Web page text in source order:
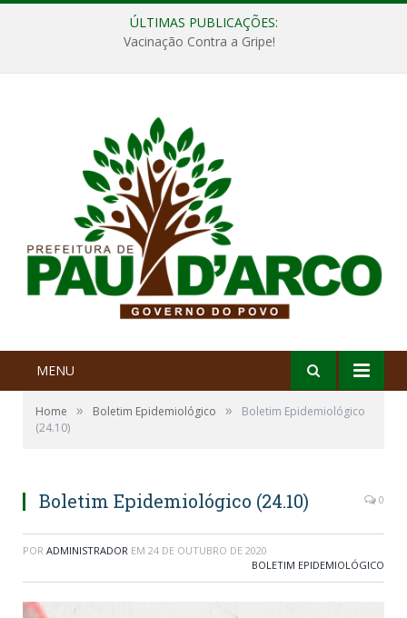
ÚLTIMAS PUBLICAÇÕES:
Vacinação Contra a Gripe!
MENU
Home » Boletim Epidemiológico »
Boletim Epidemiológico
(24.10)
Boletim Epidemiológico (24.10) 0
POR ADMINISTRADOR EM 24 DE OUTUBRO DE 2020
BOLETIM EPIDEMIOLÓGICO